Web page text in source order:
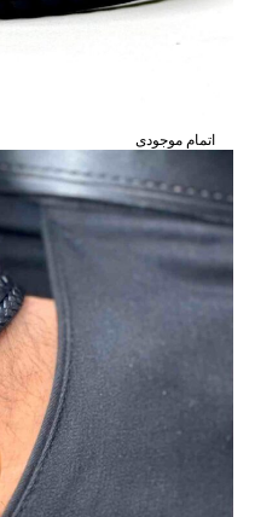
اتمام موجودی